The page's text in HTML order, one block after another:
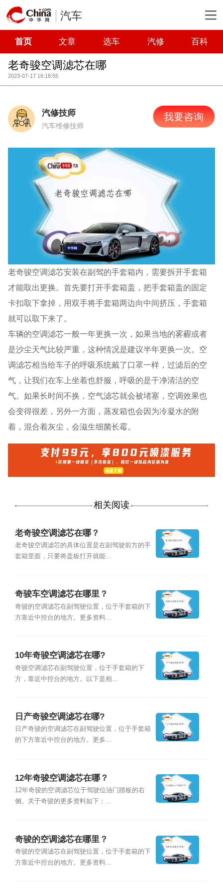
汽车
首页 文章 选车 汽修 百科
老奇骏空调滤芯在哪
2023-07-17 16:18:55
汽修技师
汽车维修技师
我要咨询
老奇骏空调滤芯安装在副驾的手套箱内，需要拆开手套箱
才能取出更换。首先要打开手套箱盖，把手套箱盖的固定
卡扣取下拿掉，用双手将手套箱两边向中间挤压，手套箱
就可以取下来了。
车辆的空调滤芯一般一年更换一次，如果当地的雾霾或者
是沙尘天气比较严重，这种情况是建议半年更换一次。空
调滤芯相当给车子的呼吸系统戴了口罩一样，过滤后的空
气，让我们在车上坐着也舒服，呼吸的是干净清洁的空
气。如果长时间不换，空气滤芯就会被堵塞，空调效果也
会变得很差，另外一方面，蒸发箱也会因为冷凝水的附
着，混合着灰尘，会滋生细菌长霉。
相关阅读
老奇骏空调滤芯在哪？
老奇骏空调滤芯的具体位置是在副驾驶前方的手
套箱里面，只要将盖板打开就能...
奇骏车空调滤芯在哪里？
奇骏的空调滤芯在副驾驶位置，位于手套箱的下
方靠近中控台的地方。更多资料...
10年奇骏空调滤芯在哪?
奇骏空调滤芯在副驾驶位置，位于手套箱的下
方，靠近中控台的地方。以下是相...
日产奇骏空调滤芯在哪?
日产奇骏的空调滤芯在副驾驶位置，位于手套箱
的下方靠近中控台的地方。更多...
12年奇骏空调滤芯在哪？
12年奇骏的空调滤芯位于驾驶位油门踏板的右
侧。关于奇骏的更多资料如下：...
奇骏的空调滤芯在哪里？
奇骏的空调滤芯在副驾驶位置，位于手套箱的下
方靠近中控台的地方。更多资料...